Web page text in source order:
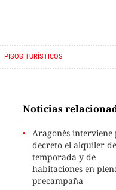
PISOS TURÍSTICOS
Noticias
Aragonès interviene
decreto el alquiler de
temporada y de
habitaciones en
precampaña